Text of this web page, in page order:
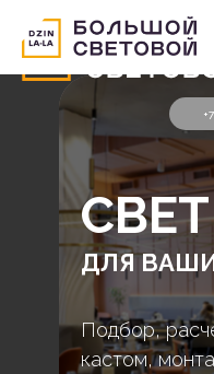
СВЕТ
ДЛЯ
Подбор,
кастом,